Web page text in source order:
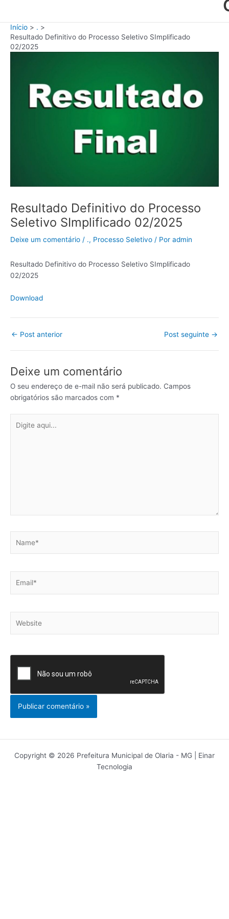
Início
.
Resultado Definitivo do Processo Seletivo SImplificado
02/2025
Resultado Definitivo do Processo
Seletivo SImplificado 02/2025
Deixe um comentário / ., Processo Seletivo / Por admin
Resultado Definitivo do Processo Seletivo SImplificado
02/2025
Download
← Post anterior Post seguinte →
Deixe um comentário
O seu endereço de e-mail não será publicado. Campos
obrigatórios são marcados com *
aqui...
Copyright © 2026 Prefeitura Municipal de Olaria - MG | Einar
Tecnologia